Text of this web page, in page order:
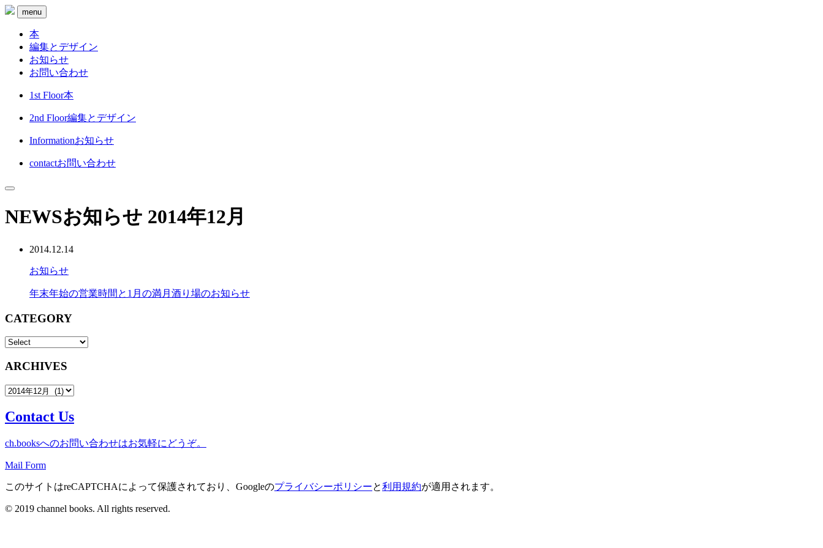
menu
本
編集とデザイン
お知らせ
お問い合わせ
1st Floor本
2nd Floor編集とデザイン
Informationお知らせ
contactお問い合わせ
NEWSお知らせ 2014年12月
2014.12.14
お知らせ
年末年始の営業時間と1月の満月酒り場のお知らせ
CATEGORY
ARCHIVES
Contact Us
ch.booksへのお問い合わせはお気軽にどうぞ。
Mail Form
このサイトはreCAPTCHAによって保護されており、Googleのプライバシーポリシーと利用規約が適用されます。
© 2019 channel books. All rights reserved.